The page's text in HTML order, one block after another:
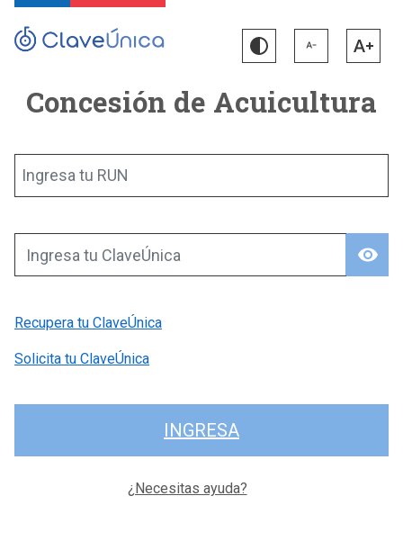
Concesión de Acuicultura
Ingresa tu RUN
visibility
Ingresa tu ClaveÚnica
Recupera tu ClaveÚnica
Solicita tu ClaveÚnica
INGRESA
¿Necesitas ayuda?